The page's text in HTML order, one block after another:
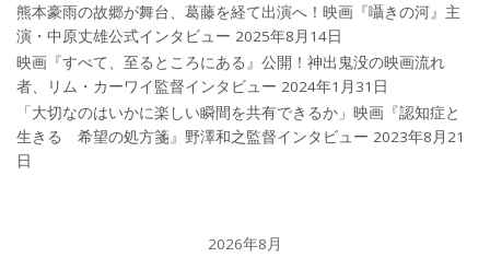
熊本豪雨の故郷が舞台、葛藤を経て出演へ！映画『囁きの河』主
演・中原丈雄公式インタビュー 2025年8月14日
映画『すべて、至るところにある』公開！神出鬼没の映画流れ
者、リム・カーワイ監督インタビュー 2024年1月31日
「大切なのはいかに楽しい瞬間を共有できるか」映画『認知症と
生きる 希望の処方箋』野澤和之監督インタビュー 2023年8月21
日
2026年8月